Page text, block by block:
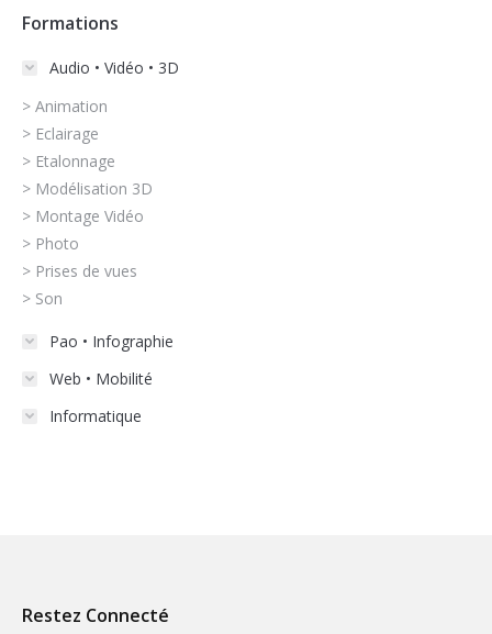
Formations
Audio • Vidéo • 3D
> Animation
> Eclairage
> Etalonnage
> Modélisation 3D
> Montage Vidéo
> Photo
> Prises de vues
> Son
Pao • Infographie
Web • Mobilité
Informatique
Restez Connecté